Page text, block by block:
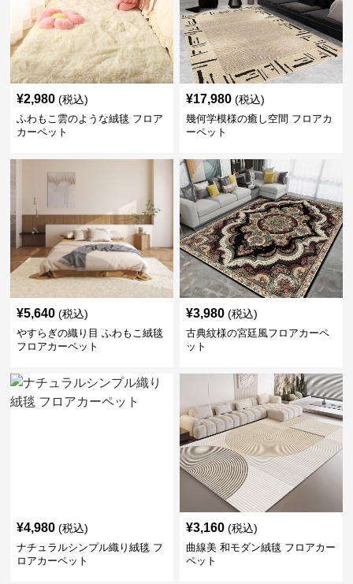
¥2,980 (税込)
ふわもこ雲のような絨毯 フロア
カーペット
¥17,980 (税込)
幾何学模様の癒し空間 フロアカ
ーペット
¥5,640 (税込)
やすらぎの織り目 ふわもこ絨毯
フロアカーペット
¥3,980 (税込)
古典紋様の宮廷風フロアカーペ
ット
¥4,980 (税込)
ナチュラルシンプル織り絨毯 フ
ロアカーペット
¥3,160 (税込)
曲線美 和モダン絨毯 フロアカー
ペット